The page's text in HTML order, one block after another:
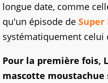
longue date, comme
qu'un épisode de
systématiquement celui
Pour la première fois,
mascotte